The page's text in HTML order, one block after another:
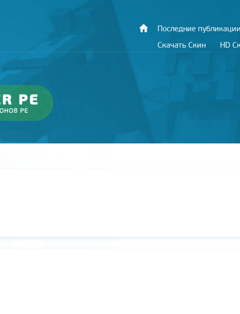
Последние публикации
Скачать Скин
HD